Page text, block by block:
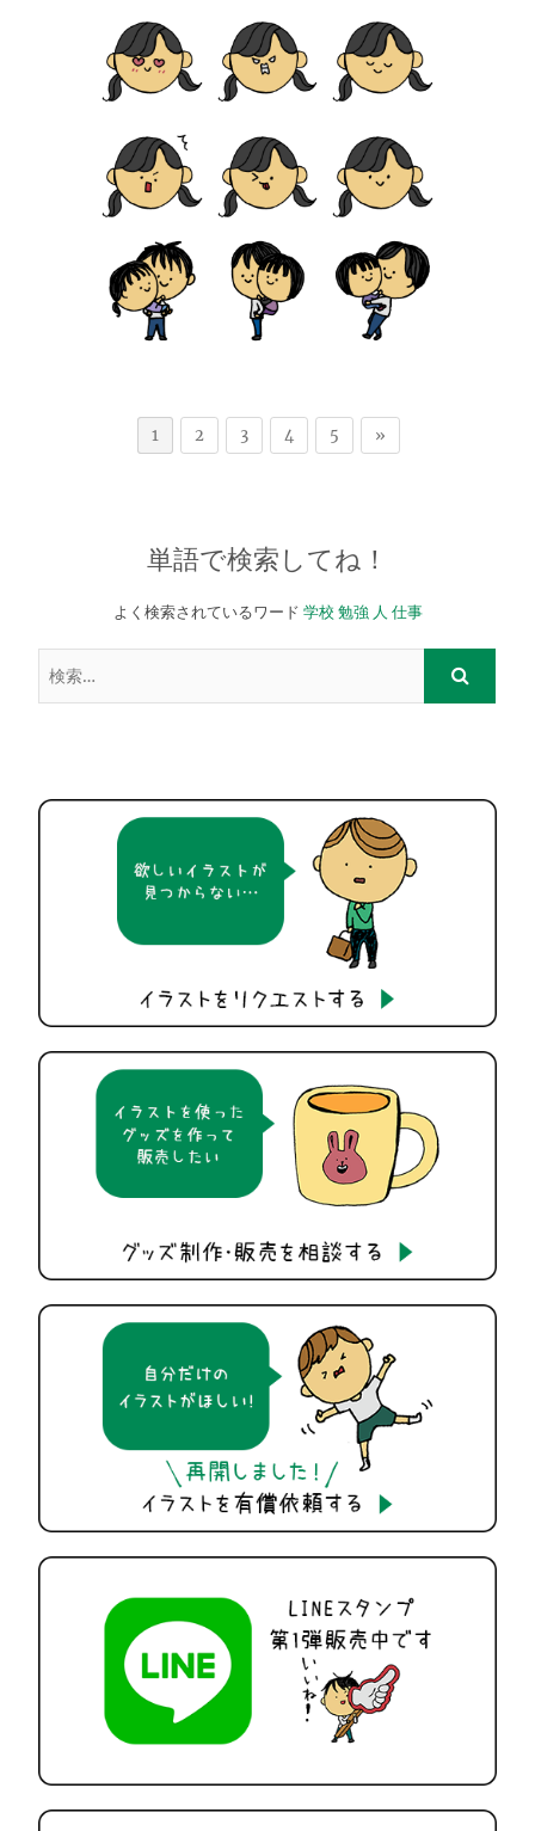
1 2 3 4 5 »
単語で検索してね！
よく検索されているワード 学校 勉強 人 仕事